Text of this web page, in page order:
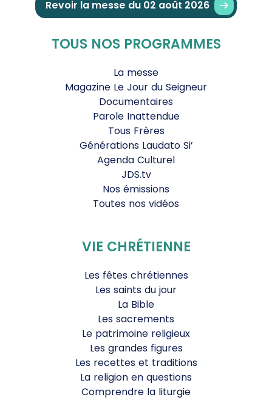
Revoir la messe du 02 août 2026
TOUS NOS PROGRAMMES
La messe
Magazine Le Jour du Seigneur
Documentaires
Parole Inattendue
Tous Frères
Générations Laudato Si’
Agenda Culturel
JDS.tv
Nos émissions
Toutes nos vidéos
VIE CHRÉTIENNE
Les fêtes chrétiennes
Les saints du jour
La Bible
Les sacrements
Le patrimoine religieux
Les grandes figures
Les recettes et traditions
La religion en questions
Comprendre la liturgie